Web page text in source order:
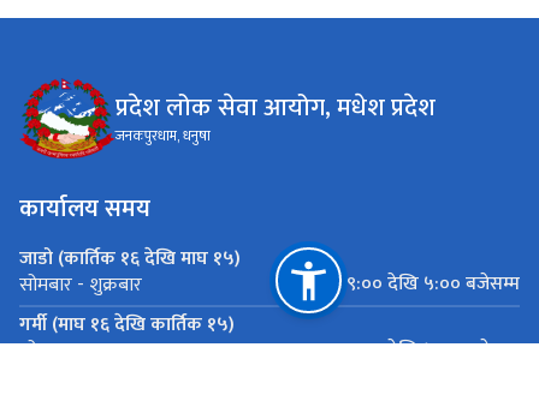
प्रदेश लोक सेवा आयोग, मधेश प्रदेश
जनकपुरधाम, धनुषा
कार्यालय समय
जाडो (कार्तिक १६ देखि माघ १५)
सोमबार - शुक्रबार
०९:०० देखि ५:०० बजेसम्म
गर्मी (माघ १६ देखि कार्तिक १५)
सोमबार - शुक्रबार ०९:०० देखि ५:०० बजेसम्म